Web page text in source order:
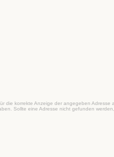
die korrekte Anzeige der angegeben Adresse
Sollte eine Adresse nicht gefunden